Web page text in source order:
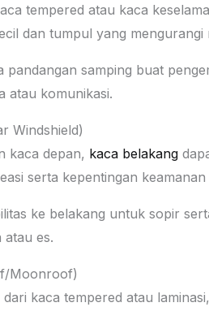
tempered atau kaca
dan tumpul yang mengurangi
pandangan samping buat
atau komunikasi.
Windshield)
kaca depan, kaca belakang
serta kepentingan
ke belakang untuk sopir
atau es.
Moonroof)
dari kaca tempered atau